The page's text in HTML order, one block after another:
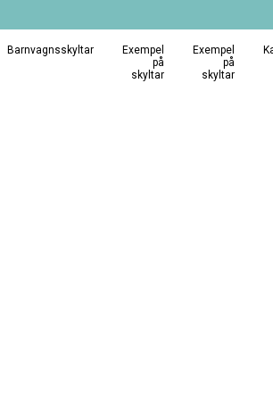
Barnvagnsskyltar
Exempel
på
skyltar
Exempel
på
skyltar